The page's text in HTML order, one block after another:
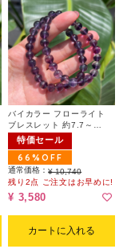
バイカラー フローライト
ブレスレット 約7.7～
8.2mm（ランダム）
特価セール
66%OFF
通常価格：¥ 10,740
残り2点 ご注文はお早めに!
¥ 3,580
カートに入れる